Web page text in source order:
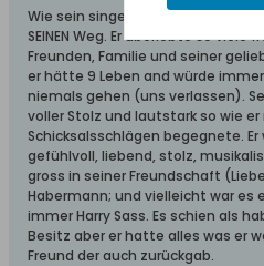
Wie sein singendes Gegenstück
SEINEN Weg. Er überlebte so
Freunden, Familie und seiner
er hätte 9 Leben and würde
niemals gehen (uns verlassen).
voller Stolz und lautstark so wie
Schicksalsschlägen begegnete.
gefühlvoll, liebend, stolz,
gross in seiner Freundschaft
Habermann; und vielleicht war es
immer Harry Sass. Es schien als
Besitz aber er hatte alles was er
Freund der auch zurückgab.